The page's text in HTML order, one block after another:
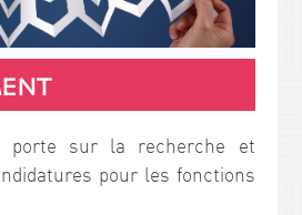
porte sur la recherche et
pour les fonctions